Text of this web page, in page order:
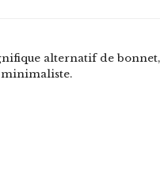
alternatif de
minimaliste.